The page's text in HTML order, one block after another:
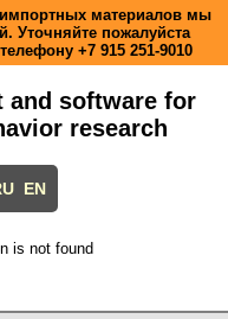
материалов мы
Уточняйте пожалуйста
+7 915 251-9010
and software for
research
EN
is not found